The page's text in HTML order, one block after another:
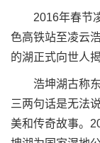
2016年春节凌
色高铁站至凌云
的湖正式向世人
浩坤湖古称东
三两句话是无法
美和传奇故事。